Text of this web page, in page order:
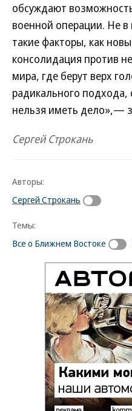
обсуждают
военной операции. Не
такие факторы, как
консолидация против
мира, где берут верх
радикального
нельзя иметь дело»,—
Сергей Строкань
Авторы:
Сергей Строкань
Темы:
Все о Ближнем Востоке